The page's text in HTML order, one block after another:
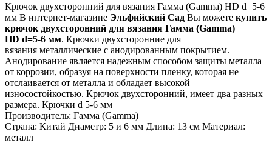
Крючок двухсторонний для вязания Гамма (Gamma) HD d=5-6
мм В интернет-магазине Эльфийский Сад Вы можете купить
крючок двухсторонний для вязания Гамма (Gamma)
HD d=5-6 мм. Крючки двухсторонние для
вязания металлические с анодированным покрытием.
Анодирование является надежным способом защиты металла
от коррозии, образуя на поверхности пленку, которая не
отслаивается от металла и обладает высокой
износостойкостью. Крючок двухсторонний, имеет два разных
размера. Крючки d 5-6 мм
Производитель: Гамма (Gamma)
Страна: Китай Диаметр: 5 и 6 мм Длина: 13 см Материал:
металл